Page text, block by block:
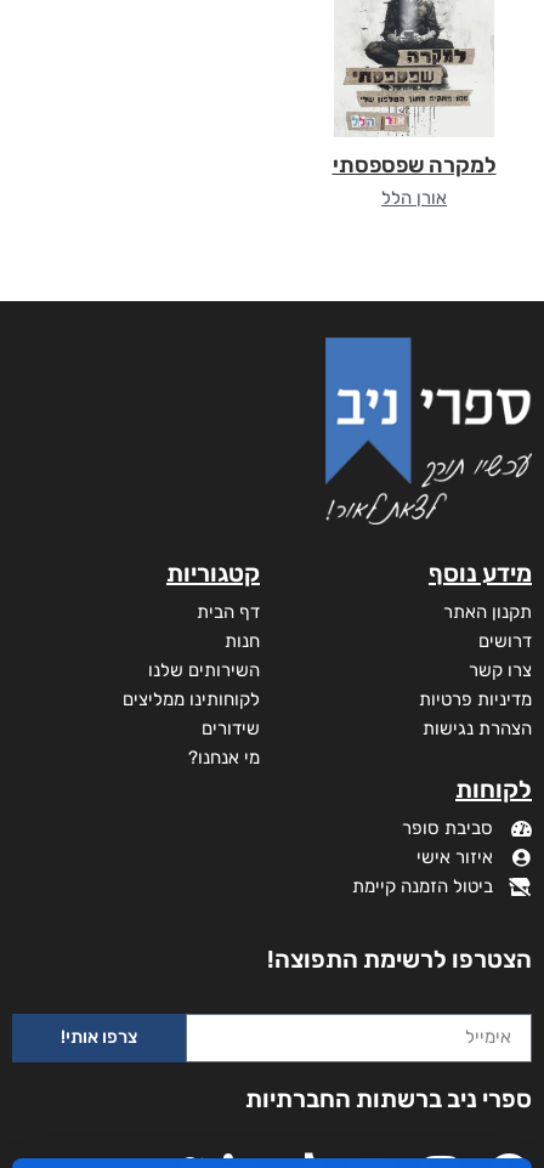
למקרה שפספסתי
אורן הלל
מידע נוסף
תקנון האתר
דרושים
צרו קשר
מדיניות פרטיות
הצהרת נגישות
לקוחות
סביבת סופר
איזור אישי
ביטול הזמנה קיימת
קטגוריות
דף הבית
חנות
השירותים שלנו
לקוחותינו ממליצים
שידורים
מי אנחנו?
הצטרפו לרשימת התפוצה!
צרפו אותי!
ספרי ניב ברשתות החברתיות